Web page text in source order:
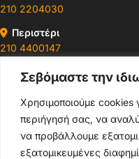
Σεβόμαστε την
Χρησιμοποιούμε cookies
περιήγησή σας, να
να προβάλλουμε
εξατομικευμένες
210 2204030
Περιστέρι
210 4400147
Ωράρια & Διευθύνσεις →
210 4929089
Κεντρικό τηλέφωνο